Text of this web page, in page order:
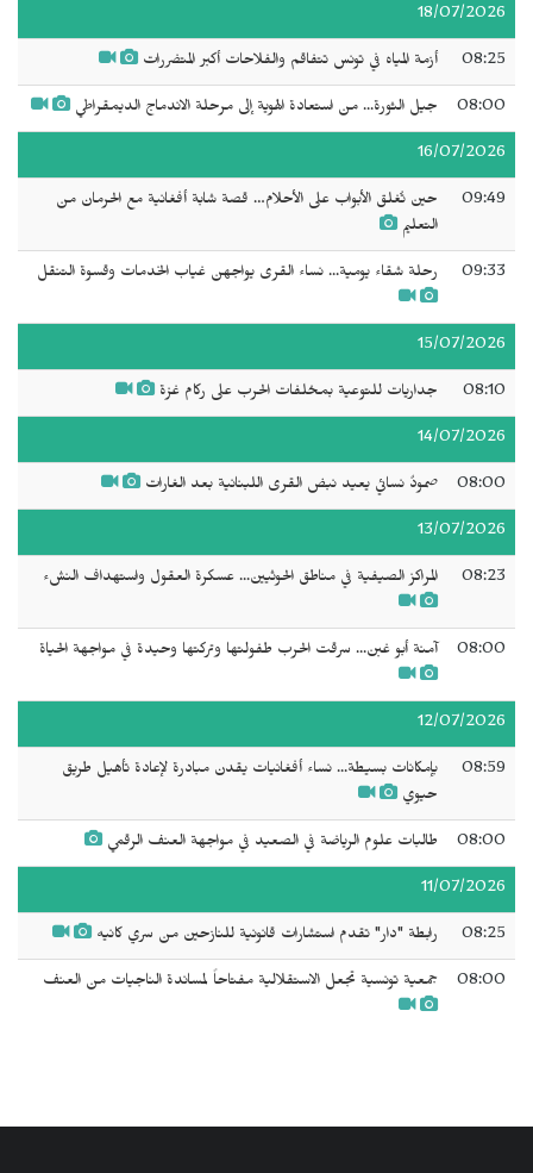
18/07/2026
08:25 أزمة المياه في تونس تتفاقم والفلاحات أكبر المتضررات
08:00 جيل الثورة... من استعادة الهوية إلى مرحلة الاندماج الديمقراطي
16/07/2026
09:49
حين تُغلق الأبواب على الأحلام… قصة شابة أفغانية مع الحرمان من
التعليم
09:33 رحلة شقاء يومية... نساء القرى يواجهن غياب الخدمات وقسوة التنقل
15/07/2026
08:10 جداريات للتوعية بمخلفات الحرب على ركام غزة
14/07/2026
08:00 صمودٌ نسائي يعيد نبض القرى اللبنانية بعد الغارات
13/07/2026
08:23 المراكز الصيفية في مناطق الحوثيين... عسكرة العقول واستهداف النشء
08:00 آمنة أبو غبن... سرقت الحرب طفولتها وتركتها وحيدة في مواجهة الحياة
12/07/2026
08:59
بإمكانات بسيطة... نساء أفغانيات يقدن مبادرة لإعادة تأهيل طريق
حيوي
08:00 طالبات علوم الرياضة في الصعيد في مواجهة العنف الرقمي
11/07/2026
08:25 رابطة "دار" تقدم استشارات قانونية للنازحين من سري كانيه
08:00 جمعية تونسية تجعل الاستقلالية مفتاحاً لمساندة الناجيات من العنف